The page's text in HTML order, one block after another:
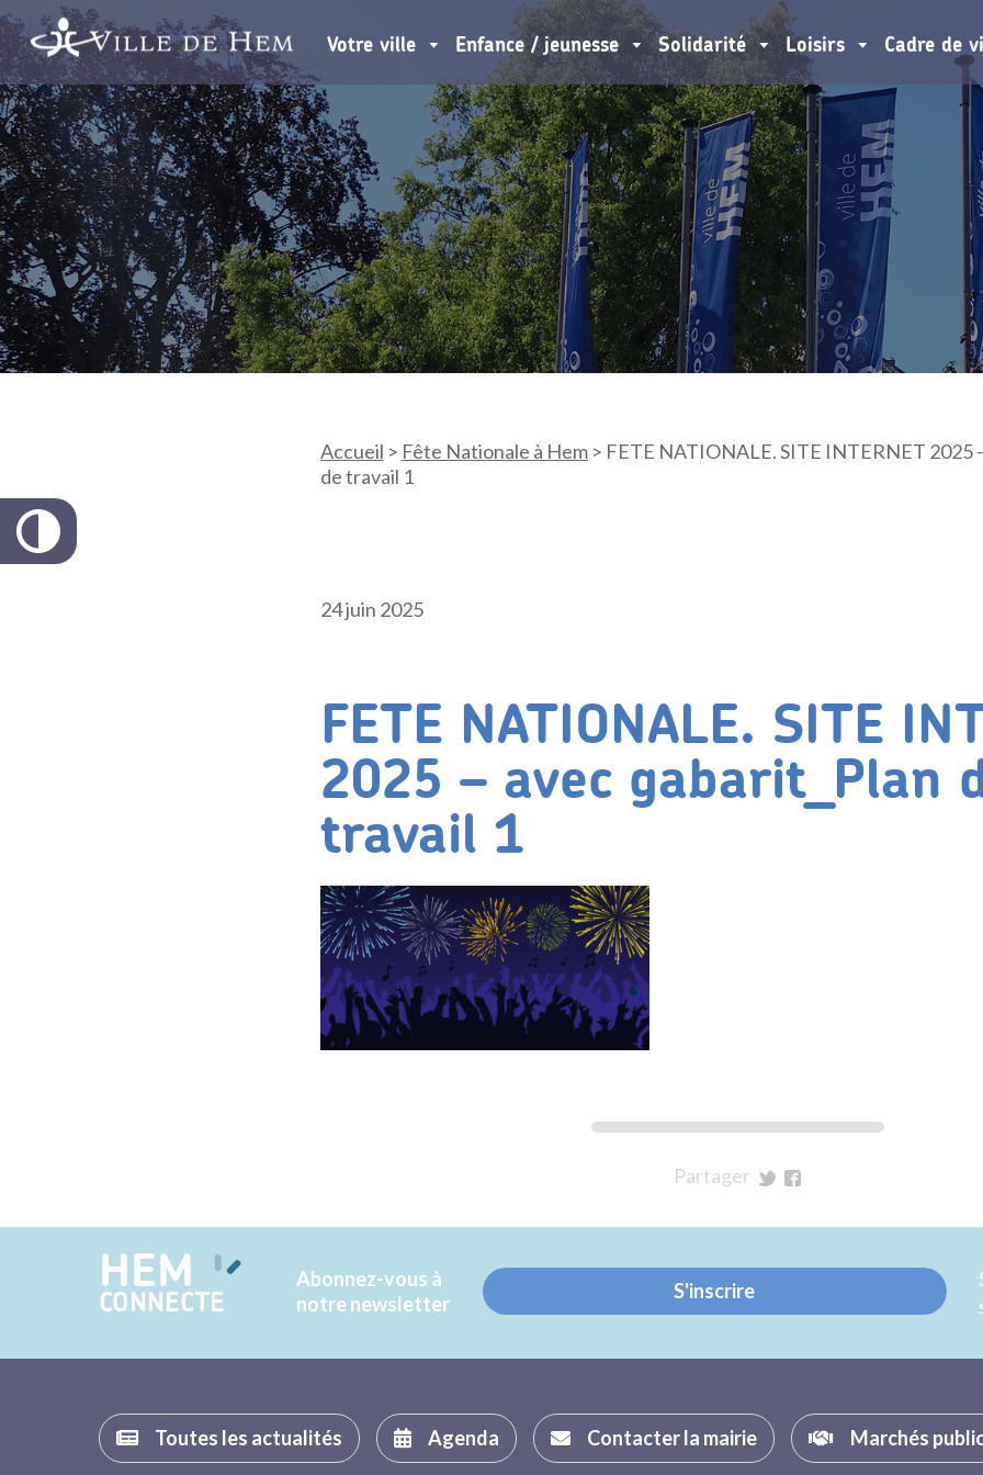
Votre ville Enfance / jeunesse Solidarité Loisirs Cadre de
Accueil > Fête Nationale à Hem> FETE NATIONALE. SITE INTERNET 2025
de travail 1
24 juin 2025
FETE NATIONALE. SITE
2025 – avec gabarit_Plan
travail 1
Partager
Twitter
Facebook
HEM
CONNECTE
Abonnez-vous à
notre newsletter
S'inscrire
Toutes les actualités Agenda Contacter la mairie Marchés